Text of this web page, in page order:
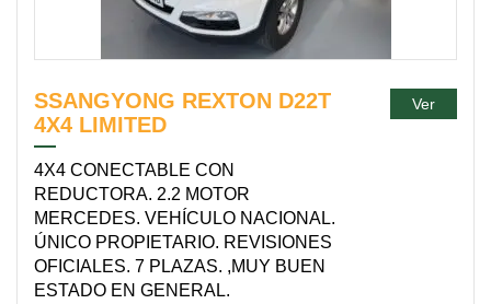
SSANGYONG REXTON D22T
4X4 LIMITED
4X4 CONECTABLE CON
REDUCTORA. 2.2 MOTOR
MERCEDES. VEHÍCULO NACIONAL.
ÚNICO PROPIETARIO. REVISIONES
OFICIALES. 7 PLAZAS. ,MUY BUEN
ESTADO EN GENERAL.
Ver